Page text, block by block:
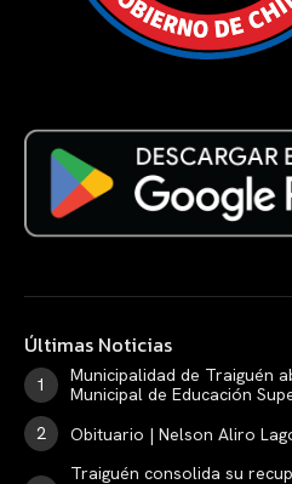
Últimas Noticias
Municipalidad de Traiguén
Municipal de Educación
Obituario | Nelson Aliro
Traiguén consolida su